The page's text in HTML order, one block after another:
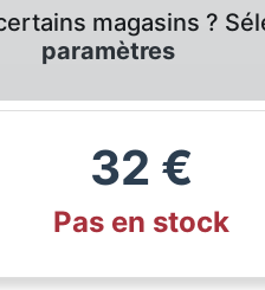
magasins ?
paramètres
32 €
Pas en stock